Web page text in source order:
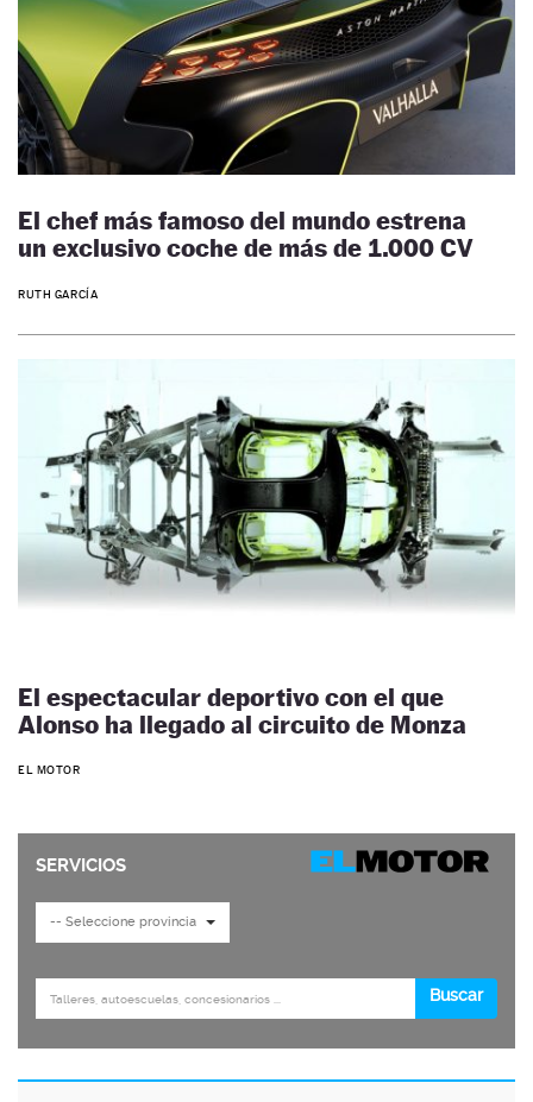
El chef más famoso del mundo estrena
un exclusivo coche de más de 1.000 CV
RUTH GARCÍA
El espectacular deportivo con el que
Alonso ha llegado al circuito de Monza
EL MOTOR